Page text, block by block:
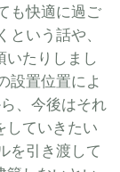
も快適に過ご
いう話や、
いたりしまし
設置位置によ
、今後はそれ
していきたい
を引き渡して